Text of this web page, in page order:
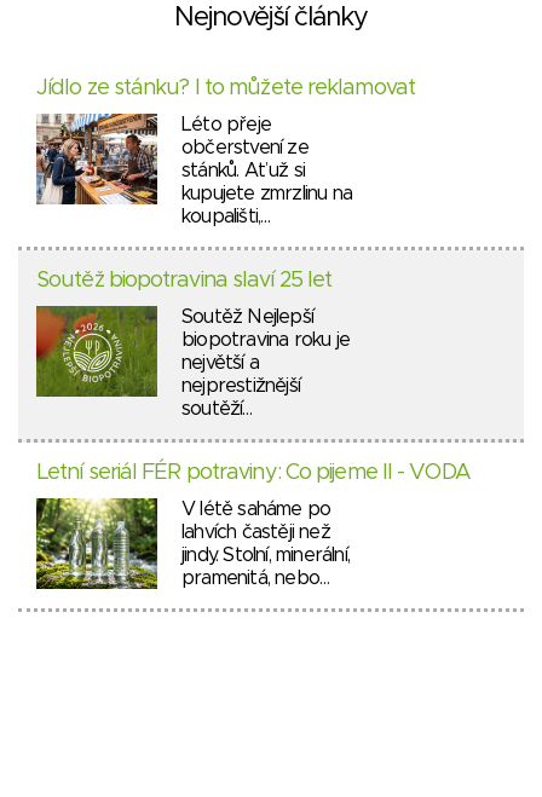
Nejnovější články
Jídlo ze stánku? I to můžete reklamovat
Léto přeje
občerstvení ze
stánků. Ať už si
kupujete zmrzlinu na
koupališti,…
Soutěž biopotravina slaví 25 let
Soutěž Nejlepší
biopotravina roku je
největší a
nejprestižnější
soutěží…
Letní seriál FÉR potraviny: Co pijeme II - VODA
V létě saháme po
lahvích častěji než
jindy. Stolní, minerální,
pramenitá, nebo…